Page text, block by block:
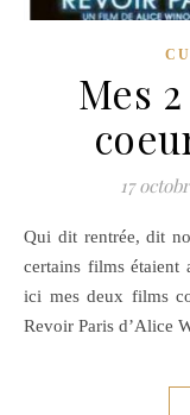
Mes
17
Qui dit rentrée, dit nouvelles sorties ciné. Et comment dire que
certains films étaient
ici mes deux films
Revoir Paris d’Alice